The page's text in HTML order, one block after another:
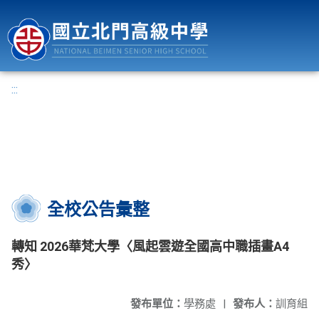
:::
全校公告彙整
轉知 2026華梵大學〈風起雲遊全國高中職插畫A4
秀〉
發布人： 訓育組
發布單位： 學務處 |